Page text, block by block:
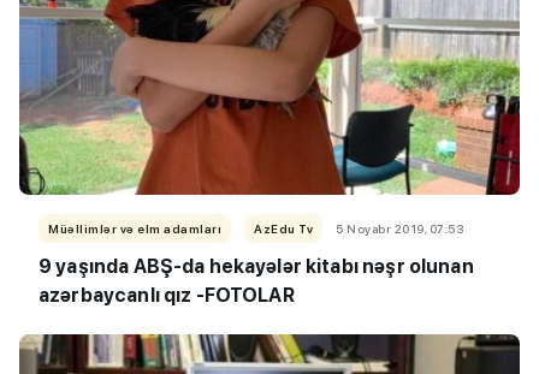
Müəllimlər və elm adamları AzEdu Tv 5 Noyabr 2019, 07:53
9 yaşında ABŞ-da hekayələr kitabı nəşr olunan
azərbaycanlı qız -FOTOLAR